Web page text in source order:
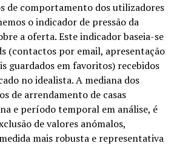
de comportamento dos utilizadores
o indicador de pressão da
a oferta. Este indicador baseia-se
(contactos por email, apresentação
guardados em favoritos) recebidos
no idealista. A mediana dos
de arrendamento de casas
e período temporal em análise, é
de valores anómalos,
mais robusta e representativa